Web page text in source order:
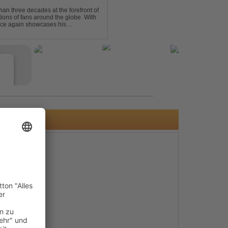
three decades at the forefront of
of fans around the globe. With
again showcases his